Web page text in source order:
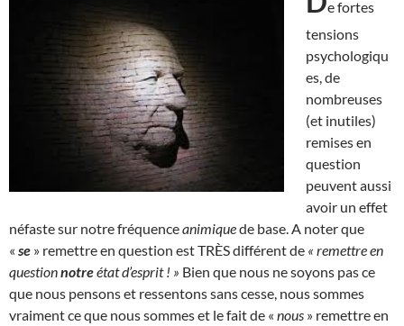
e fortes
tensions
psychologiqu
es, de
nombreuses
(et inutiles)
remises en
question
peuvent aussi
avoir un effet
néfaste sur notre fréquenceanimiquede base. A noter que
« se » remettre en question est TRÈS différent de « remettre en
questionnotreétat d’esprit ! » Bien que nous ne soyons pas ce
que nous pensons et ressentons sans cesse, nous sommes
vraiment ce que nous sommes et le fait de « nous » remettre en